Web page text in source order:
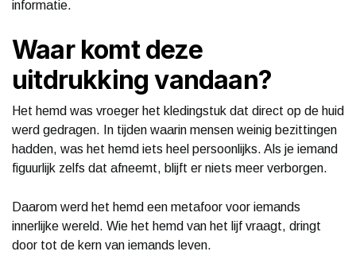
informatie.
Waar komt deze
uitdrukking vandaan?
Het hemd was vroeger het kledingstuk dat direct op de huid
werd gedragen. In tijden waarin mensen weinig bezittingen
hadden, was het hemd iets heel persoonlijks. Als je iemand
figuurlijk zelfs dat afneemt, blijft er niets meer verborgen.
Daarom werd het hemd een metafoor voor iemands
innerlijke wereld. Wie het hemd van het lijf vraagt, dringt
door tot de kern van iemands leven.